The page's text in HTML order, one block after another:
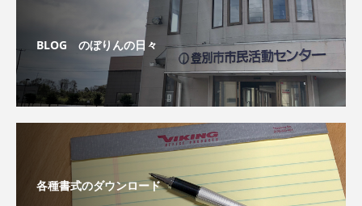
BLOG のぼりんの日々
各種書式のダウンロード